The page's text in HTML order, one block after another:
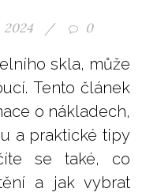
2024 / 0
skla, může
Tento článek
o nákladech,
a praktické tipy
se také, co
a jak vybrat